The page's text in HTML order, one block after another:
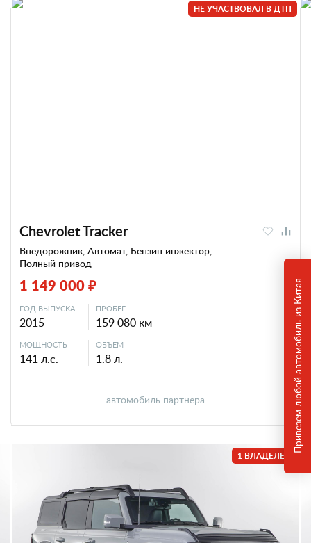
НЕ УЧАСТВОВАЛ В ДТП
Chevrolet Tracker
Внедорожник, Автомат, Бензин инжектор,
Полный привод
1 149 000 ₽
ГОД ВЫПУСКА
2015
ПРОБЕГ
159 080 км
МОЩНОСТЬ
141 л.с.
ОБЪЕМ
1.8 л.
автомобиль партнера
1 ВЛАДЕЛЕЦ
Привезем любой автомобиль из Китая